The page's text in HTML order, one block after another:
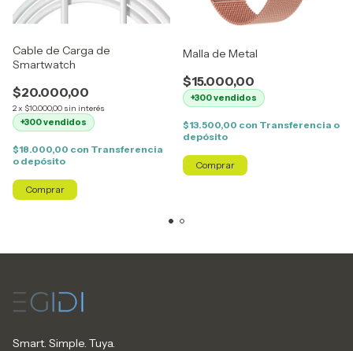
Cable de Carga de
Smartwatch
$20.000,00
2x $10.000,00 sin interés
+300 vendidos
$18.000,00 con Transferencia
o depósito
Comprar
Malla de Metal
$15.000,00
+300 vendidos
$13.500,00 con Transferencia o
depósito
Comprar
Smart. Simple. Tuya.